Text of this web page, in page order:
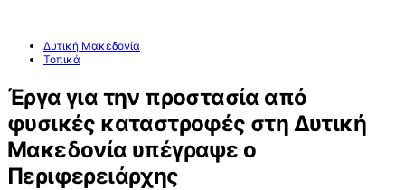
Δυτική Μακεδονία
Τοπικά
Έργα για την προστασία από
φυσικές καταστροφές στη Δυτική
Μακεδονία υπέγραψε ο
Περιφερειάρχης